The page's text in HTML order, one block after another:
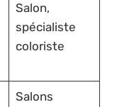
Salon,
spécialiste
coloriste
Salons